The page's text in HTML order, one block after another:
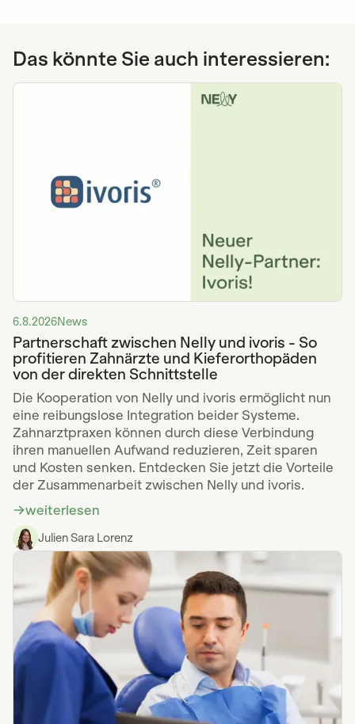
Das könnte Sie auch interessieren:
6.8.2026News
Partnerschaft zwischen Nelly und ivoris - So
profitieren Zahnärzte und Kieferorthopäden
von der direkten Schnittstelle
Die Kooperation von Nelly und ivoris ermöglicht nun
eine reibungslose Integration beider Systeme.
Zahnarztpraxen können durch diese Verbindung
ihren manuellen Aufwand reduzieren, Zeit sparen
und Kosten senken. Entdecken Sie jetzt die Vorteile
der Zusammenarbeit zwischen Nelly und ivoris.
weiterlesen
Julien Sara Lorenz